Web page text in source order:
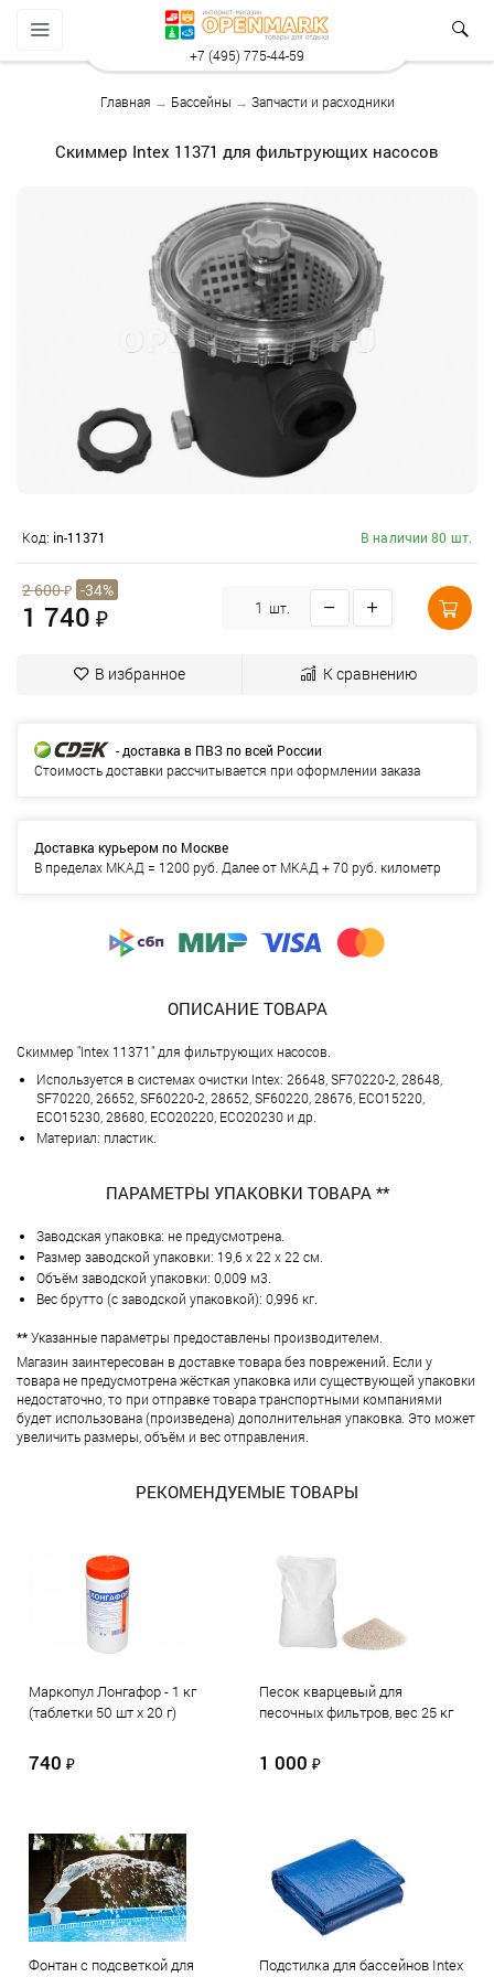
+7 (495) 775-44-59
Главная → Бассейны → Запчасти и расходники
Скиммер Intex 11371 для фильтрующих насосов
Код: in-11371 В наличии 80 шт.
2 600₽ -34%
1 740 ₽ шт.
В избранное К сравнению
- доставка в ПВЗ по всей России
Стоимость доставки рассчитывается при оформлении заказа
Доставка курьером по Москве
В пределах МКАД = 1200 руб. Далее от МКАД + 70 руб. километр
ОПИСАНИЕ ТОВАРА
Скиммер "Intex 11371" для фильтрующих насосов.
Используется в системах очистки Intex: 26648, SF70220-2, 28648,
SF70220, 26652, SF60220-2, 28652, SF60220, 28676, ECO15220,
ECO15230, 28680, ECO20220, ECO20230 и др.
Материал: пластик.
ПАРАМЕТРЫ УПАКОВКИ ТОВАРА **
Заводская упаковка: не предусмотрена.
Размер заводской упаковки: 19,6 х 22 х 22 см.
Объём заводской упаковки: 0,009 м3.
Вес брутто (с заводской упаковкой): 0,996 кг.
**Указанные параметры предоставлены производителем.
Магазин заинтересован в доставке товара без поврежений. Если у
товара не предусмотрена жёсткая упаковка или существующей упаковки
недостаточно, то при отправке товара транспортными компаниями
будет использована (произведена) дополнительная упаковка. Это может
увеличить размеры, объём и вес отправления.
РЕКОМЕНДУЕМЫЕ ТОВАРЫ
Маркопул Лонгафор - 1 кг
(таблетки 50 шт х 20 г)
740 ₽
Песок кварцевый для
песочных фильтров, вес 25 кг
1 000 ₽
Фонтан с подсветкой для
Подстилка для бассейнов Intex